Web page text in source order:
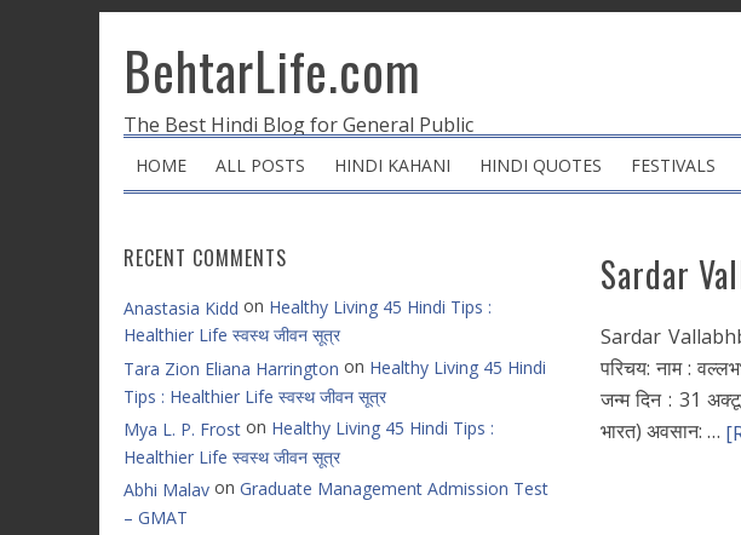
BehtarLife.com
The Best Hindi Blog for General Public
HOME ALL POSTS HINDI KAHANI HINDI QUOTES FESTIVALS
Sardar
Sardar
परिचय: नाम :
जन्म दिन : 31
भारत) अवसान: …
RECENT COMMENTS
Anastasia Kidd on Healthy Living 45 Hindi Tips :
Healthier Life स्वस्थ जीवन सूत्र
Tara Zion Eliana Harrington on Healthy Living 45 Hindi
Tips : Healthier Life स्वस्थ जीवन सूत्र
Mya L. P. Frost on Healthy Living 45 Hindi Tips :
Healthier Life स्वस्थ जीवन सूत्र
Abhi Malav on Graduate Management Admission Test
– GMAT